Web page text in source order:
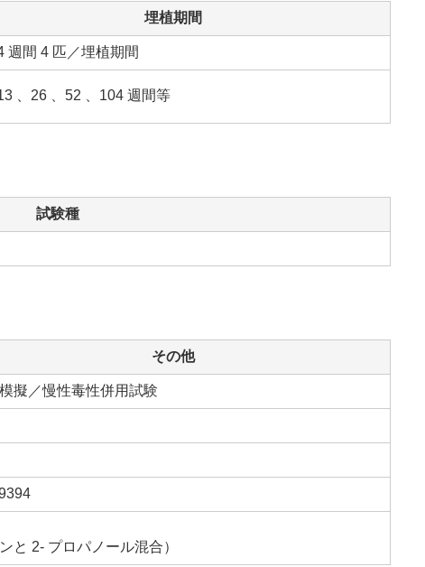
埋植期間
週間 4 匹／埋植期間
、26 、52 、104 週間等
試験種
その他
擬／慢性毒性併用試験
と 2- プロパノール混合）